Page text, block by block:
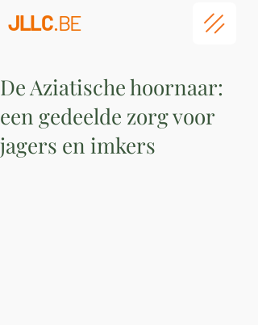
JLLC.BE
De Aziatische hoornaar:
een gedeelde zorg voor
jagers en imkers